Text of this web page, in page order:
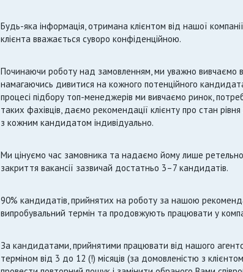
Будь-яка інформація, отримана клієнтом від нашої
клієнта вважається суворо конфіденційною.
Починаючи роботу над замовленням, ми уважно вивчаємо
намагаючись дивитися на кожного потенційного
процесі підбору топ-менеджерів ми вивчаємо ринок,
таких фахівців, даємо рекомендації клієнту про стан
з кожним кандидатом індивідуально.
Ми цінуємо час замовника та надаємо йому лише
закриття вакансії зазвичай достатньо 3–7 кандидатів.
90% кандидатів, прийнятих на роботу за нашою
випробувальний термін та продовжують працювати у
За кандидатами, прийнятими працювати від нашого
терміном від 3 до 12 (!) місяців (за домовленістю з